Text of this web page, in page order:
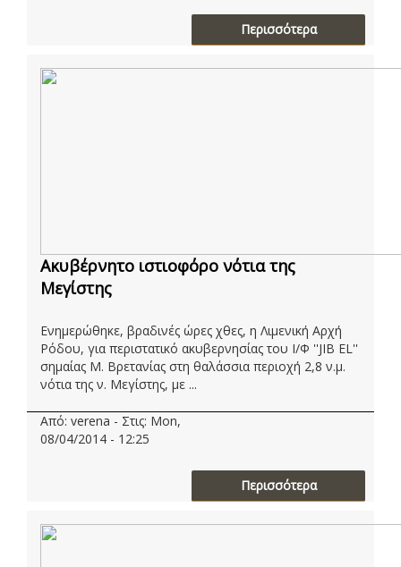
Περισσότερα
Ακυβέρνητο ιστιοφόρο νότια της
Μεγίστης
Ενημερώθηκε, βραδινές ώρες χθες, η Λιμενική Αρχή
Ρόδου, για περιστατικό ακυβερνησίας του Ι/Φ ''JIB EL''
σημαίας Μ. Βρετανίας στη θαλάσσια περιοχή 2,8 ν.μ.
νότια της ν. Μεγίστης, με ...
Από: verena - Στις: Mon,
08/04/2014 - 12:25
Περισσότερα